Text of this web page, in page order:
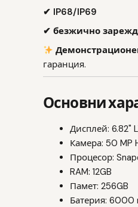
✔ IP68/IP69
✔ безжично
гаранция.
Основни
Дисплей: 6.82"
Камера: 50 MP
Процесор:
RAM: 12GB
Памет: 256GB
Батерия: 6000